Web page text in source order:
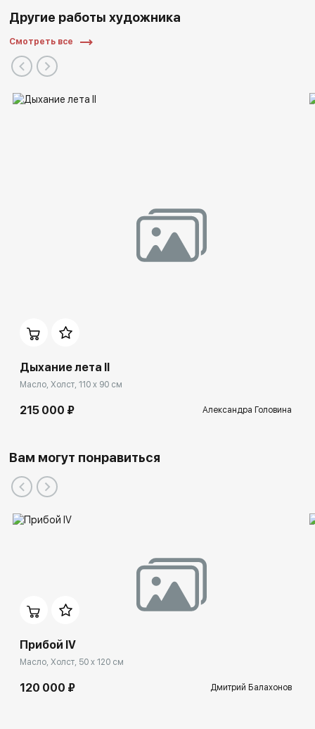
Другие работы художника
Смотреть все
Дыхание лета II
Масло, Холст, 110 x 90 см
215 000 ₽ Александра Головина
Вам могут понравиться
Прибой IV
Масло, Холст, 50 x 120 см
120 000 ₽ Дмитрий Балахонов